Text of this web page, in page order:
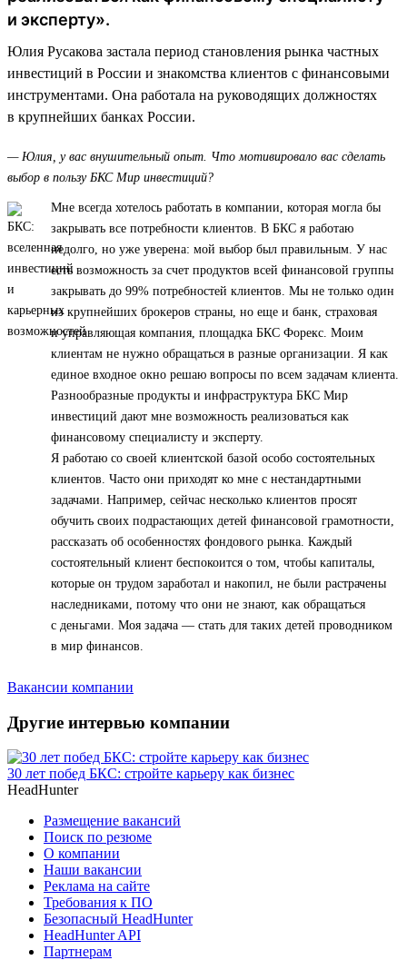
и эксперту».
Юлия Русакова застала период становления рынка частных
инвестиций в России и знакомства клиентов с финансовыми
инструментами. Она работала на руководящих должностях
в крупнейших банках России.
— Юлия, у вас внушительный опыт. Что мотивировало вас сделать
выбор в пользу БКС Мир инвестиций?
Мне всегда хотелось работать в компании, которая могла бы
закрывать все потребности клиентов. В БКС я работаю
недолго, но уже уверена: мой выбор был правильным. У нас
есть возможность за счет продуктов всей финансовой группы
закрывать до 99% потребностей клиентов. Мы не только один
из крупнейших брокеров страны, но еще и банк, страховая
и управляющая компания, площадка БКС Форекс. Моим
клиентам не нужно обращаться в разные организации. Я как
единое входное окно решаю вопросы по всем задачам клиента.
Разнообразные продукты и инфраструктура БКС Мир
инвестиций дают мне возможность реализоваться как
финансовому специалисту и эксперту.
Я работаю со своей клиентской базой особо состоятельных
клиентов. Часто они приходят ко мне с нестандартными
задачами. Например, сейчас несколько клиентов просят
обучить своих подрастающих детей финансовой грамотности,
рассказать об особенностях фондового рынка. Каждый
состоятельный клиент беспокоится о том, чтобы капиталы,
которые он трудом заработал и накопил, не были растрачены
наследниками, потому что они не знают, как обращаться
с деньгами. Моя задача — стать для таких детей проводником
в мир финансов.
Вакансии компании
Другие интервью компании
30 лет побед БКС: стройте карьеру как бизнес
HeadHunter
Размещение вакансий
Поиск по резюме
О компании
Наши вакансии
Реклама на сайте
Требования к ПО
Безопасный HeadHunter
HeadHunter API
Партнерам